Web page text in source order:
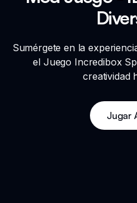
Sumérgete en la
el Juego Incredibox
creatividad
Jugar